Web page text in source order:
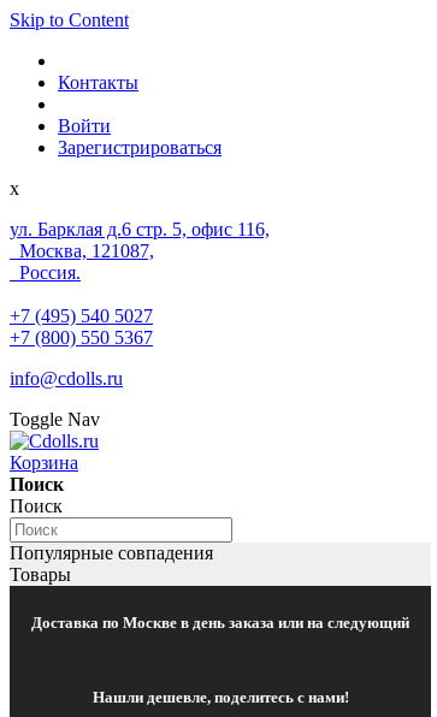
Skip to Content
Контакты
Войти
Зарегистрироваться
x
ул. Барклая д.6 стр. 5, офис 116,
Москва, 121087,
Россия.
+7 (495) 540 5027
+7 (800) 550 5367
info@cdolls.ru
Toggle Nav
Корзина
Поиск
Поиск
Популярные совпадения
Товары
Доставка по Москве в день заказа или на следующий
Нашли дешевле, поделитесь с нами!